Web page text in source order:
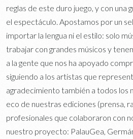
reglas de este duro juego, y con una
el espectáculo. Apostamos por un
importar la lengua ni el estilo: solo
trabajar con grandes músicos y
a la gente que nos ha apoyado
siguiendo a los artistas que
agradecimiento también a todos los
eco de nuestras ediciones (prensa,
profesionales que colaboraron con
nuestro proyecto: PalauGea,